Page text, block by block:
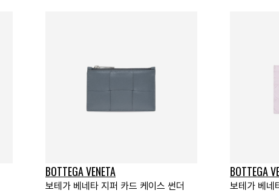
BOTTEGA VENETA
보테가 베네타 지퍼 카드 케이스 썬더
BOTTEGA
보테가 베네